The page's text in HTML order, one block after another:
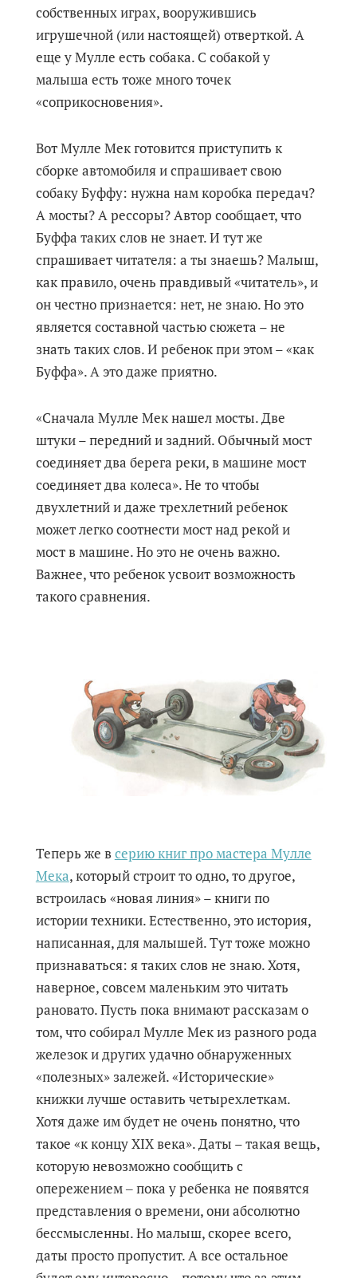
собственных играх, вооружившись
игрушечной (или настоящей) отверткой. А
еще у Мулле есть собака. С собакой у
малыша есть тоже много точек
«соприкосновения».
Вот Мулле Мек готовится приступить к
сборке автомобиля и спрашивает свою
собаку Буффу: нужна нам коробка передач?
А мосты? А рессоры? Автор сообщает, что
Буффа таких слов не знает. И тут же
спрашивает читателя: а ты знаешь? Малыш,
как правило, очень правдивый «читатель», и
он честно признается: нет, не знаю. Но это
является составной частью сюжета – не
знать таких слов. И ребенок при этом – «как
Буффа». А это даже приятно.
«Сначала Мулле Мек нашел мосты. Две
штуки – передний и задний. Обычный мост
соединяет два берега реки, в машине мост
соединяет два колеса». Не то чтобы
двухлетний и даже трехлетний ребенок
может легко соотнести мост над рекой и
мост в машине. Но это не очень важно.
Важнее, что ребенок усвоит возможность
такого сравнения.
Теперь же всерию книг про мастера Мулле
Мека, который строит то одно, то другое,
встроилась «новая линия» – книги по
истории техники. Естественно, это история,
написанная, для малышей. Тут тоже можно
признаваться: я таких слов не знаю. Хотя,
наверное, совсем маленьким это читать
рановато. Пусть пока внимают рассказам о
том, что собирал Мулле Мек из разного рода
железок и других удачно обнаруженных
«полезных» залежей. «Исторические»
книжки лучше оставить четырехлеткам.
Хотя даже им будет не очень понятно, что
такое «к концу XIX века». Даты – такая вещь,
которую невозможно сообщить с
опережением ‒ пока у ребенка не появятся
представления о времени, они абсолютно
бессмысленны. Но малыш, скорее всего,
даты просто пропустит. А все остальное